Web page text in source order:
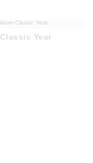
Classic Year